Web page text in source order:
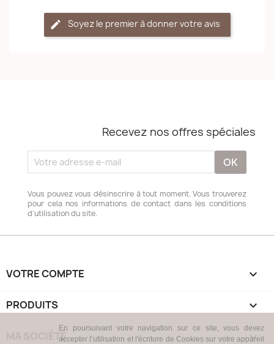
Soyez le premier à donner votre avis
Recevez nos offres spéciales
Vous pouvez vous désinscrire à tout moment. Vous trouverez
pour cela nos informations de contact dans les conditions
d'utilisation du site.
VOTRE COMPTE 
En poursuivant votre navigation sur ce site, vous devez
accepter l’utilisation et l'écriture de Cookies sur votre appareil
PRODUITS 
MA SOCIÉTÉ 